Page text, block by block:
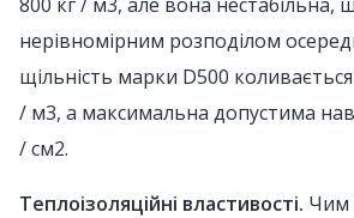
нерівномірним розподілом
щільність марки D500
/ м3, а максимальна допустима
/ см2.
Теплоізоляційні властивості. Чим